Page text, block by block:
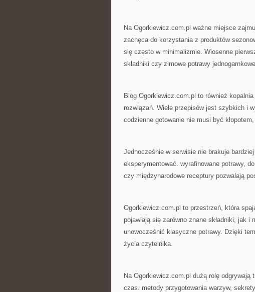
Na Ogorkiewicz.com.pl ważne miejsce
zachęca do korzystania z produktów
się często w minimalizmie. Wiosenne
składniki czy zimowe potrawy
Blog Ogorkiewicz.com.pl to również
rozwiązań. Wiele przepisów jest szybkich i
codzienne gotowanie nie musi być
Jednocześnie w serwisie nie brakuje
eksperymentować. wyrafinowane potrawy,
czy międzynarodowe receptury pozwalają
Ogorkiewicz.com.pl to przestrzeń, która
pojawiają się zarówno znane składniki, jak
unowocześnić klasyczne potrawy. Dzięki
życia czytelnika.
Na Ogorkiewicz.com.pl dużą rolę
czas. metody przygotowania warzyw,